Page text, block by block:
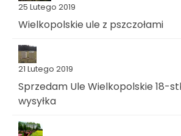
25 Lutego 2019
Wielkopolskie ule z pszczołami
21 Lutego 2019
Sprzedam Ule Wielkopolskie 18-
wysyłka